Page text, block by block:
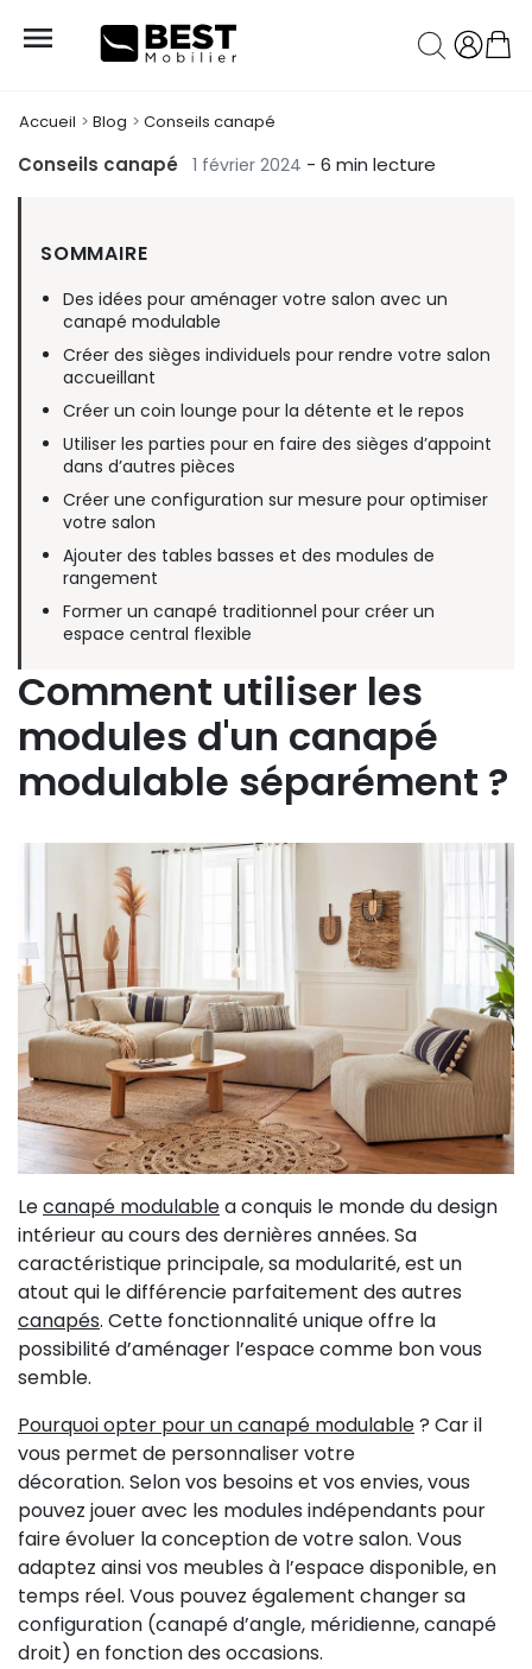

Accueil Blog Conseils canapé
Conseils canapé 1 février 2024 - 6 min lecture
SOMMAIRE
Des idées pour aménager votre salon avec un
canapé modulable
Créer des sièges individuels pour rendre votre salon
accueillant
Créer un coin lounge pour la détente et le repos
Utiliser les parties pour en faire des sièges d’appoint
dans d’autres pièces
Créer une configuration sur mesure pour optimiser
votre salon
Ajouter des tables basses et des modules de
rangement
Former un canapé traditionnel pour créer un
espace central flexible
Comment utiliser les
modules d'un canapé
modulable séparément ?
Lecanapé modulablea conquis le monde du design
intérieur au cours des dernières années. Sa
caractéristique principale, sa modularité, est un
atout qui le différencie parfaitement des autres
canapés. Cette fonctionnalité unique offre la
possibilité d’aménager l’espace comme bon vous
semble.
Pourquoi opter pour un canapé modulable? Car il
vous permet de personnaliser votre
décoration. Selon vos besoins et vos envies, vous
pouvez jouer avec les modules indépendants pour
faire évoluer la conception de votre salon. Vous
adaptez ainsi vos meubles à l’espace disponible, en
temps réel. Vous pouvez également changer sa
configuration (canapé d’angle, méridienne, canapé
droit) en fonction des occasions.